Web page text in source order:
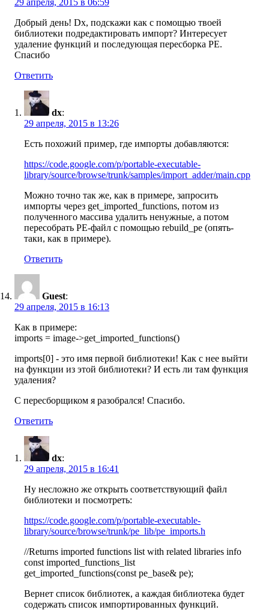
Добрый день! Dx, подскажи как с помощью твоей
библиотеки подредактировать импорт? Интересует
удаление функций и последующая пересборка PE.
Спасибо
Ответить
dx:
29 апреля, 2015 в 13:26
Есть похожий пример, где импорты добавляются:
https://code.google.com/p/portable-executable-
library/source/browse/trunk/samples/import_adder/main.cpp
Можно точно так же, как в примере, запросить
импорты через get_imported_functions, потом из
полученного массива удалить ненужные, а потом
пересобрать PE-файл с помощью rebuild_pe (опять-
таки, как в примере).
Ответить
Guest:
29 апреля, 2015 в 16:13
Как в примере:
imports = image->get_imported_functions()
imports[0] - это имя первой библиотеки! Как с нее выйти
на функции из этой библиотеки? И есть ли там функция
удаления?
С пересборщиком я разобрался! Спасибо.
Ответить
dx:
29 апреля, 2015 в 16:41
Ну несложно же открыть соответствующий файл
библиотеки и посмотреть:
https://code.google.com/p/portable-executable-
library/source/browse/trunk/pe_lib/pe_imports.h
//Returns imported functions list with related libraries info
const imported_functions_list
get_imported_functions(const pe_base& pe);
Вернет список библиотек, а каждая библиотека будет
содержать список импортированных функций.